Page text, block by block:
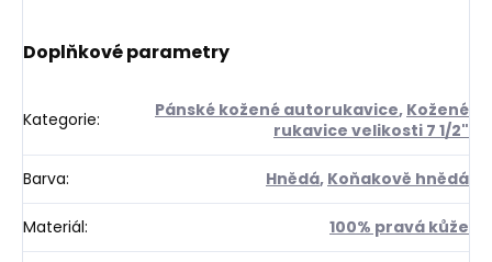
Doplňkové parametry
Kategorie: Pánské kožené autorukavice, Kožené
rukavice velikosti 7 1/2"
Barva: Hnědá, Koňakově hnědá
Materiál: 100% pravá kůže